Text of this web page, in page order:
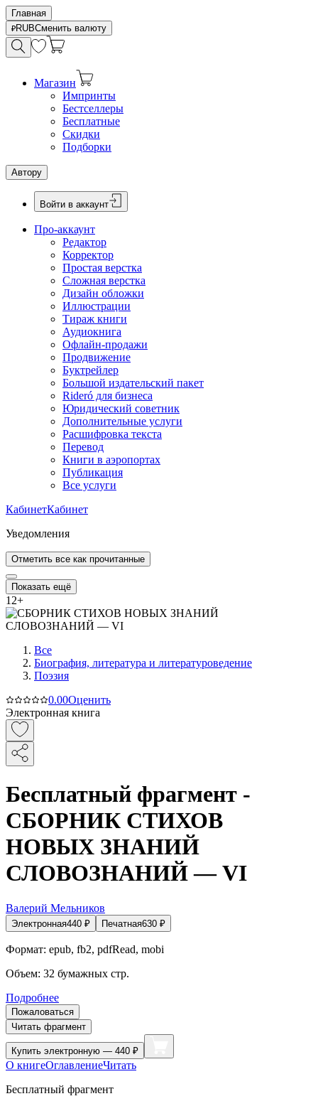
Главная
RUBСменить валюту
Магазин
Импринты
Бестселлеры
Бесплатные
Скидки
Подборки
Автору
Войти в аккаунт
Про-аккаунт
Редактор
Корректор
Простая верстка
Сложная верстка
Дизайн обложки
Иллюстрации
Тираж книги
Аудиокнига
Офлайн-продажи
Продвижение
Буктрейлер
Большой издательский пакет
Rideró для бизнеса
Юридический советник
Дополнительные услуги
Расшифровка текста
Перевод
Книги в аэропортах
Публикация
Все услуги
КабинетКабинет
Уведомления
Отметить все как прочитанные
Показать ещё
12+
Все
Биография, литература и литературоведение
Поэзия
0.00Оценить
Электронная книга
Бесплатный фрагмент -
СБОРНИК СТИХОВ
НОВЫХ ЗНАНИЙ
СЛОВОЗНАНИЙ — VI
Валерий Мельников
Электронная440 ₽ Печатная630 ₽
Формат: epub, fb2, pdfRead, mobi
Объем: 32 бумажных стр.
Подробнее
Пожаловаться
Читать фрагмент
Купить электронную — 440 ₽
О книгеОглавлениеЧитать
Бесплатный фрагмент